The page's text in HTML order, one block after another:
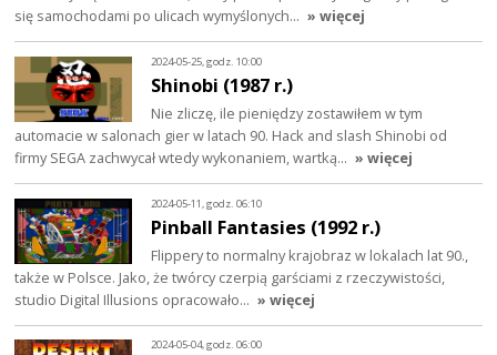
się samochodami po ulicach wymyślonych… » więcej
2024-05-25, godz. 10:00
Shinobi (1987 r.)
Nie zliczę, ile pieniędzy zostawiłem w tym
automacie w salonach gier w latach 90. Hack and slash Shinobi od
firmy SEGA zachwycał wtedy wykonaniem, wartką… » więcej
2024-05-11, godz. 06:10
Pinball Fantasies (1992 r.)
Flippery to normalny krajobraz w lokalach lat 90.,
także w Polsce. Jako, że twórcy czerpią garściami z rzeczywistości,
studio Digital Illusions opracowało… » więcej
2024-05-04, godz. 06:00